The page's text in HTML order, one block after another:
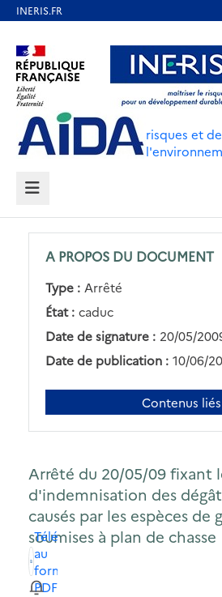
contenu
principal
Aller au contenu Aller au
Aller au pied de page
risques et
MENU
A PROPOS DU DOCUMENT
Type : Arrêté
État : caduc
Date de signature : 20/05/
Date de publication : 10/06/
Contenus liés
Arrêté du 20/05/09 fixant
d'indemnisation des
causés par les espèces de
soumises à plan de chasse
Télécharger
au
format
PDF